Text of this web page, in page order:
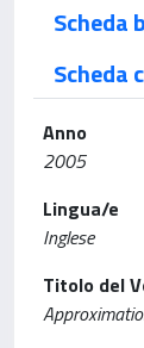
Scheda
Scheda
Anno
2005
Lingua/e
Inglese
Titolo del